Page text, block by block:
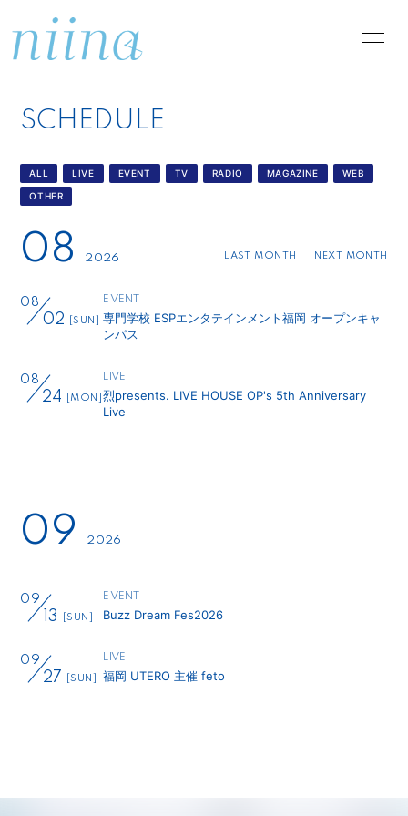
SCHEDULE
DISCOGRAPHY VIDEO
SCHEDULE
ALL LIVE EVENT TV RADIO MAGAZINE WEB
OTHER
08 2026 LAST MONTH NEXT MONTH
08
02 [SUN]
EVENT
専門学校 ESPエンタテインメント福岡 オープンキャ
ンパス
08
24 [MON]
LIVE
烈presents. LIVE HOUSE OP's 5th Anniversary
Live
09 2026
09
13 [SUN]
EVENT
Buzz Dream Fes2026
09
27 [SUN]
LIVE
福岡 UTERO 主催 feto